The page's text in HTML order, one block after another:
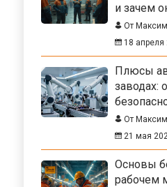
и зачем
От Максим
18 апреля
Плюсы
заводах:
От Максим
21 мая
Основы
рабочем